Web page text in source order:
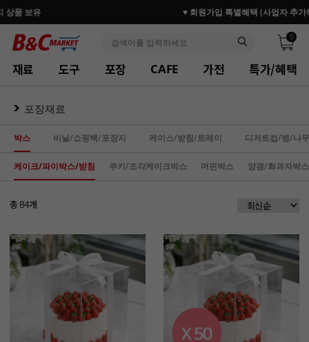
♥ 회원가입 특별혜택 (사업자 추가혜택) ♥
0
재료 도구 포장 CAFE 가전 특가/혜택
포장재료
박스 비닐/쇼핑백/포장지 케이스/받침/트레이 디저트컵/병/나
케이크/파이박스/받침 쿠키/조각케이크박스 머핀박스 양갱/화과자박스
총 84개